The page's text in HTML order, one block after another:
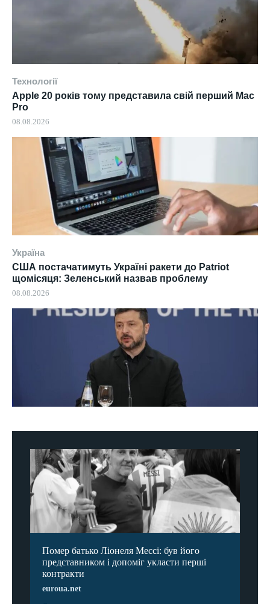
Технології
Apple 20 років тому представила свій перший Mac
Pro
08.08.2026
Україна
США постачатимуть Україні ракети до Patriot
щомісяця: Зеленський назвав проблему
08.08.2026
Помер батько Ліонеля Мессі: був його
представником і допоміг укласти перші
контракти
euroua.net